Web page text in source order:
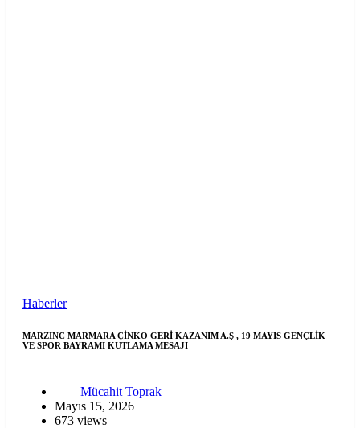
Haberler
MARZINC MARMARA ÇİNKO GERİ KAZANIM A.Ş , 19 MAYIS GENÇLİK
VE SPOR BAYRAMI KUTLAMA MESAJI
Mücahit Toprak
Mayıs 15, 2026
673 views